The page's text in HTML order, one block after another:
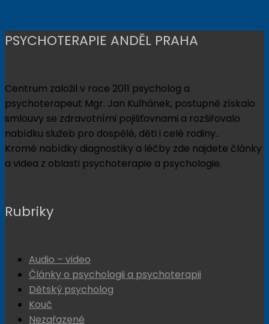
PSYCHOTERAPIE ANDĚL PRAHA
Centrum založil v roce 2011 psycholog a
psychoterapeut Mgr. Jan Kulhánek, postupně získalo
smlouvy se zdravotními pojišťovnami a rozšiřovalo
nabídku služeb pro dospělé, děti i celé rodiny..
Kromě nabídky diagnostiky a léčby zde najdete články
a videa z oblasti psychoterapie a psychologie.
Rubriky
Audio – video
Články o psychologii a psychoterapii
Dětský psycholog
Kouč
Nezařazené